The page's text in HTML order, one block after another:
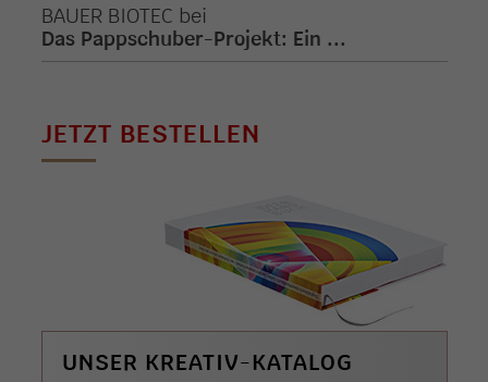
BAUER BIOTEC bei
Das Pappschuber-Projekt: Ein ...
JETZT BESTELLEN
UNSER KREATIV-KATALOG